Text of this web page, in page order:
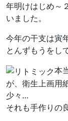
年明けはじめ～
いました。
今年の干支は寅
とんずもうをし
本
が、衛生上画用
少々…
それも手作りの